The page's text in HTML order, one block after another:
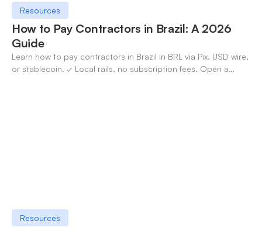
Resources
How to Pay Contractors in Brazil: A 2026
Guide
Learn how to pay contractors in Brazil in BRL via Pix, USD wire,
or stablecoin. ✓ Local rails, no subscription fees. Open a
Resources